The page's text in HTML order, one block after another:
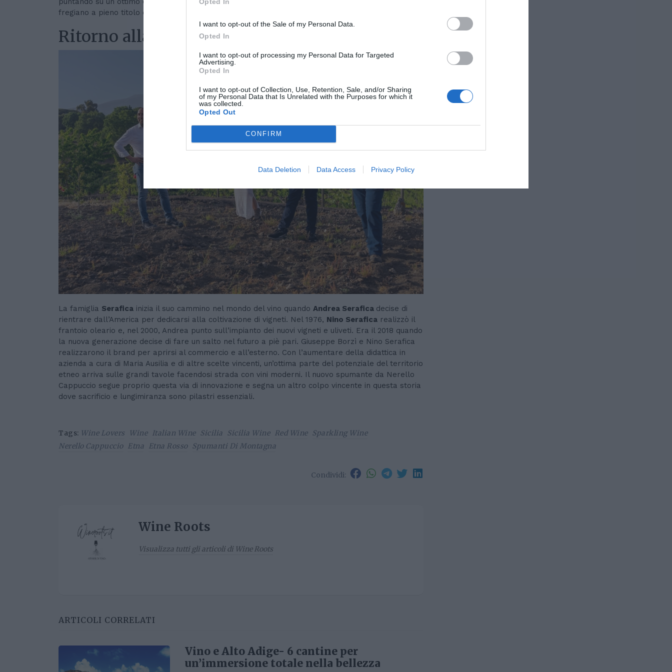
I want to opt-out of the Sale of my Personal Data.
Opted In
I want to opt-out of processing my Personal Data for Targeted
Advertising.
Opted In
I want to opt-out of Collection, Use, Retention, Sale, and/or Sharing
of my Personal Data that Is Unrelated with the Purposes for which it
was collected.
Opted Out
CONFIRM
Data Deletion Data Access Privacy Policy
fregiano a pieno titolo dell’etichetta “
Ritorno alla terra
La famiglia Serafica inizia il suo cammino nel mondo del vino quando Andrea Serafica decise di
rientrare dall’America per dedicarsi alla coltivazione di vigneti. Nel 1976, Nino Serafica realizzò il
frantoio oleario e, nel 2000, Andrea punto sull’impianto dei nuovi vigneti e uliveti. Era il 2018 quando
la nuova generazione decise di fare un salto nel futuro a piè pari. Giuseppe Borzì e Nino Serafica
realizzarono il brand per aprirsi al commercio e all’esterno. Con l’aumentare della didattica in
azienda a cura di Maria Ausilia e di altre scelte vincenti, un’ottima parte del potenziale del territorio
etneo arriva sulle grandi tavole facendosi strada con vini moderni. Il nuovo spumante da Nerello
Cappuccio segue proprio questa via di innovazione e segna un altro colpo vincente in questa storia
dove sacrificio e lungimiranza sono pilastri essenziali.
Tags: Wine Lovers Wine Italian Wine Sicilia Sicilia Wine Red Wine Sparkling Wine
Nerello Cappuccio Etna Etna Rosso Spumanti Di Montagna
Condividi:
Wine Roots
Visualizza tutti gli articoli di Wine Roots
ARTICOLI CORRELATI
Vino e Alto Adige- 6 cantine per
un’immersione totale nella bellezza